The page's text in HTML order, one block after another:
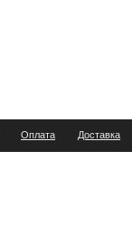
Оплата Доставка